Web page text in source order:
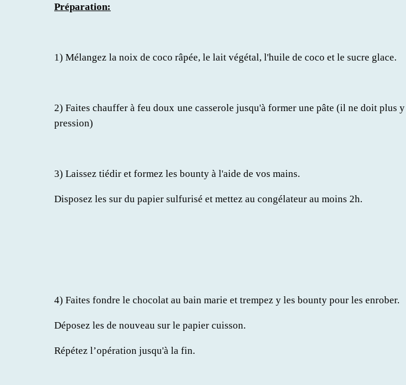
Préparation:
1) Mélangez la noix de coco râpée, le lait végétal, l'huile de coco et le sucre glace.
2) Faites chauffer à feu doux une casserole jusqu'à former une pâte (il ne doit plus
pression)
3) Laissez tiédir et formez les bounty à l'aide de vos mains.
Disposez les sur du papier sulfurisé et mettez au congélateur au moins 2h.
4) Faites fondre le chocolat au bain marie et trempez y les bounty pour les enrober.
Déposez les de nouveau sur le papier cuisson.
Répétez l’opération jusqu'à la fin.